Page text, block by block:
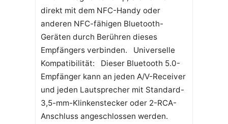
direkt mit dem NFC-Handy oder
anderen NFC-fähigen Bluetooth-
Geräten durch Berühren dieses
Empfängers verbinden. Universelle
Kompatibilität: Dieser Bluetooth 5.0-
Empfänger kann an jeden A/V-Receiver
und jeden Lautsprecher mit Standard-
3,5-mm-Klinkenstecker oder 2-RCA-
Anschluss angeschlossen werden.